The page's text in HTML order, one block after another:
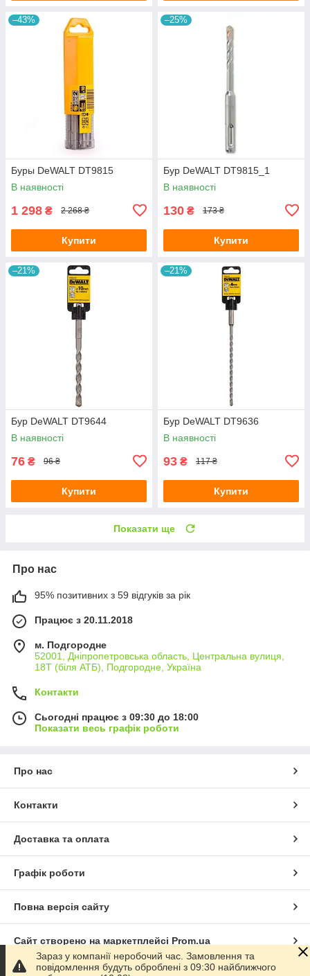
–43%
Буры DeWALT DT9815
В наявності
1 298 ₴ 2 268 ₴
Купити
–25%
Бур DeWALT DT9815_1
В наявності
130 ₴ 173 ₴
Купити
–21%
Бур DeWALT DT9644
В наявності
76 ₴ 96 ₴
Купити
–21%
Бур DeWALT DT9636
В наявності
93 ₴ 117 ₴
Купити
Показати ще
Про нас
95% позитивних з 59 відгуків за рік
Працює з 20.11.2018
м. Подгородне
52001, Дніпропетровська область, Центральна вулиця,
18Т (біля АТБ), Подгородне, Україна
Контакти
Сьогодні працює з 09:30 до 18:00
Показати весь графік роботи
Про нас
Контакти
Доставка та оплата
Графік роботи
Повна версія сайту
Сайт створено на маркетплейсі Prom.ua
Зараз у компанії неробочий час. Замовлення та
повідомлення будуть оброблені з 09:30 найближчого